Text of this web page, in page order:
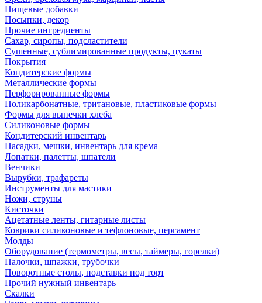
Пищевые добавки
Посыпки, декор
Прочие ингредиенты
Сахар, сиропы, подсластители
Сушенные, сублимированные продукты, цукаты
Покрытия
Кондитерские формы
Металлические формы
Перфорированные формы
Поликарбонатные, тритановые, пластиковые формы
Формы для выпечки хлеба
Силиконовые формы
Кондитерский инвентарь
Насадки, мешки, инвентарь для крема
Лопатки, палетты, шпатели
Венчики
Вырубки, трафареты
Инструменты для мастики
Ножи, струны
Кисточки
Ацетатные ленты, гитарные листы
Коврики силиконовые и тефлоновые, пергамент
Молды
Оборудование (термометры, весы, таймеры, горелки)
Палочки, шпажки, трубочки
Поворотные столы, подставки под торт
Прочий нужный инвентарь
Скалки